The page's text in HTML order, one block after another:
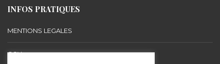
INFOS PRATIQUES
MENTIONS LEGALES
CGU